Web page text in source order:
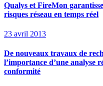
Qualys et FireMon
risques réseau en temps réel
23 avril 2013
De nouveaux travaux de
l’importance d’une analyse
conformité